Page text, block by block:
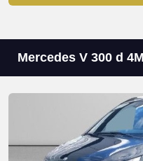
Mercedes V 300 d